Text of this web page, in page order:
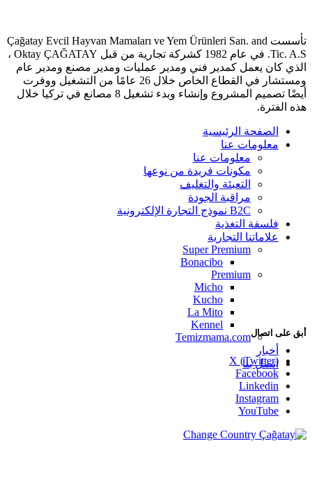
تأسست Çağatay Evcil Hayvan Mamaları ve Yem Ürünleri San. and
Tic. A.S. في عام 1982 كشركة تجارية من قبل Oktay ÇAĞATAY ،
الذي كان يعمل كمدير فني ومدير عمليات ومدير مصنع ومدير عام
ومستشار في القطاع الخاص خلال 26 عامًا من التشغيل ووفرت
أيضًا تصميم المشروع وإنشاء وبدء تشغيل 8 مصانع في تركيا خلال
هذه الفترة.
الصفحة الرئيسية
معلومات عنا
معلومات عنا
مكونات فريدة من نوعها
التعبئة والتغليف
مراقبة الجودة
B2C نموذج التجارة الإلكترونية
فلسفة التغذية
علاماتنا التجارية
Super Premium
Bonacibo
Premium
Micho
Kucho
La Mito
Kennel
Temizmama.com
أخبار
اتصل بنا
أبق على اتصال
X (Twitter)
Facebook
Linkedin
Instagram
YouTube